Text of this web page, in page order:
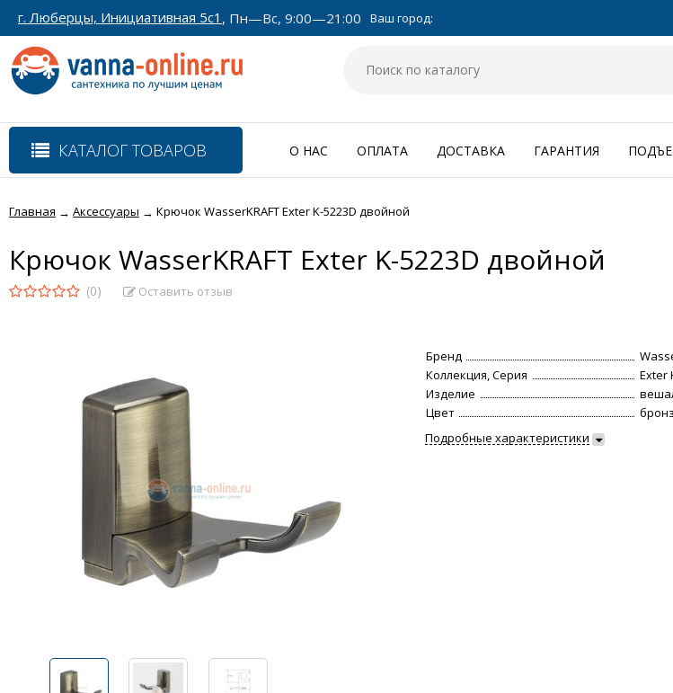
г. Люберцы, Инициативная 5с1 , Пн—Вс, 9:00—21:00 Ваш город:
КАТАЛОГ ТОВАРОВ О НАС ОПЛАТА ДОСТАВКА ГАРАНТИЯ
Главная → Аксессуары → Крючок WasserKRAFT Exter K-5223D двойной
Крючок WasserKRAFT Exter K-5223D двойной
(0) Оставить отзыв
Бренд
Коллекция, Серия
Exter
Изделие
Цвет
Подробные характеристики